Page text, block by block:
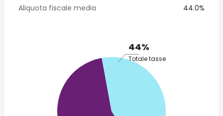
Aliquota fiscale media
44.0%
44%
Totale tasse